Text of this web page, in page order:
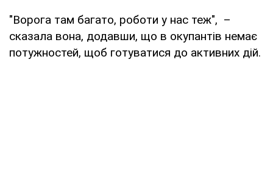
"Ворога там багато, роботи у нас теж", –
сказала вона, додавши, що в окупантів немає
потужностей, щоб готуватися до активних дій.